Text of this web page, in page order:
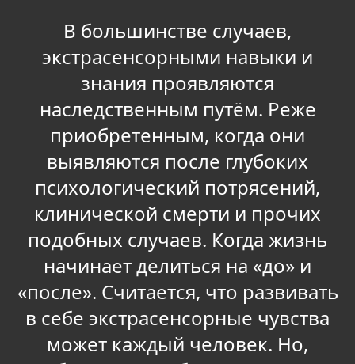
В большинстве случаев,
экстрасенсорными навыки и
знания проявляются
наследственным путём. Реже
приобретенным, когда они
выявляются после глубоких
психологический потрясений,
клинической смерти и прочих
подобных случаев. Когда жизнь
начинает делиться на «до» и
«после». Считается, что развивать
в себе экстрасенсорные чувства
может каждый человек. Но,